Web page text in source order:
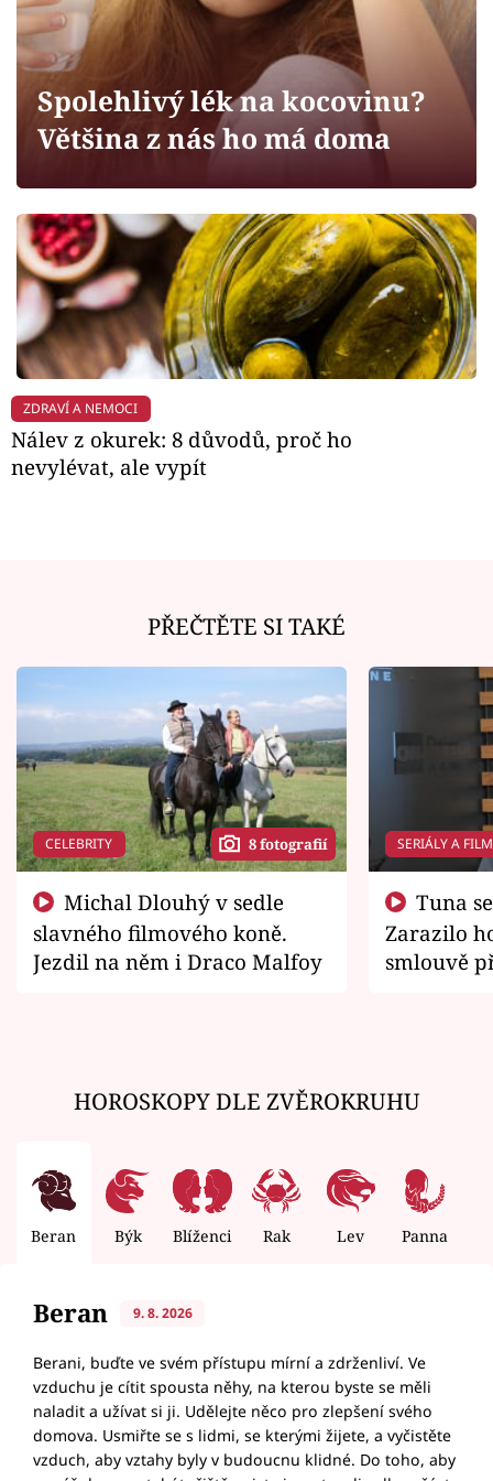
Sledujte prima+
Filmový festival Karlovy Vary
Mámy sobě
Přihlášení
Sledujte nás
Spolehlivý lék na kocovinu?
Většina z nás ho má doma
ZDRAVÍ A NEMOCI
Nálev z okurek: 8 důvodů, proč ho
nevylévat, ale vypít
PŘEČTĚTE SI TAKÉ
CELEBRITY 8 fotografií
slavného filmového koně.
Jezdil na něm i Draco Malfoy
SERIÁLY A
Zarazilo
smlouvě
HOROSKOPY DLE ZVĚROKRUHU
Beran Býk Blíženci Rak Lev Panna
Beran 9. 8. 2026
Berani, buďte ve svém přístupu mírní a zdrženliví. Ve
vzduchu je cítit spousta něhy, na kterou byste se měli
naladit a užívat si ji. Udělejte něco pro zlepšení svého
domova. Usmiřte se s lidmi, se kterými žijete, a vyčistěte
vzduch, aby vztahy byly v budoucnu klidné. Do toho, aby